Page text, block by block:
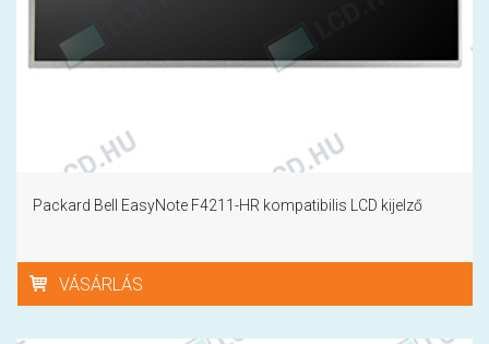
Packard Bell EasyNote F4211-HR kompatibilis LCD kijelző
VÁSÁRLÁS